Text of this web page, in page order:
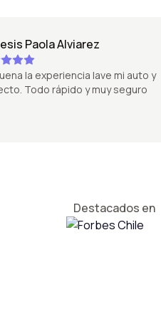
Paola Alviarez
la experiencia lave mi auto y
Todo rápido y muy seguro
Destacados en